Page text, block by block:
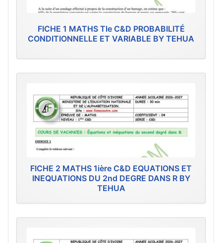
FICHE 1 MATHS Tle C&D PROBABILITÉ
CONDITIONNELLE ET VARIABLE BY TEHUA
FICHE 2 MATHS 1ière C&D EQUATIONS ET
INEQUATIONS DU 2nd DEGRE DANS R BY
TEHUA